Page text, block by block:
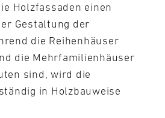
Holzfassaden einen
Gestaltung der
die Reihenhäuser
die Mehrfamilienhäuser
sind, wird die
in Holzbauweise